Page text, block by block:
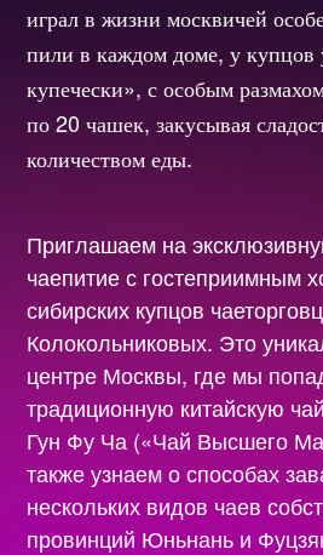
играл в жизни москвичей
пили в каждом доме, у
купечески», с особым
по 20 чашек, закусывая
количеством еды.
Приглашаем на
чаепитие с гостеприимным
сибирских купцов
Колокольниковых. Это
центре Москвы, где мы
традиционную китайскую
Гун Фу Ча («Чай Высшего
также узнаем о способах
нескольких видов чаев
провинций Юньнань и